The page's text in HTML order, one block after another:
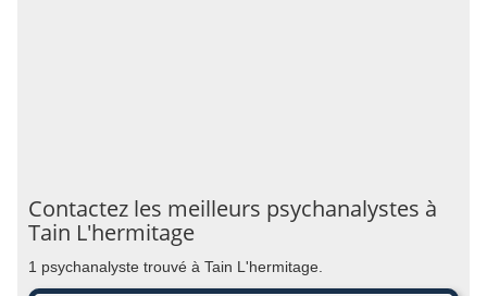
Contactez les meilleurs psychanalystes à
Tain L'hermitage
1 psychanalyste trouvé à Tain L'hermitage.